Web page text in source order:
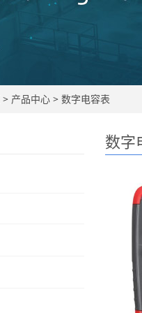
> 产品中心 > 数字电容表
数字